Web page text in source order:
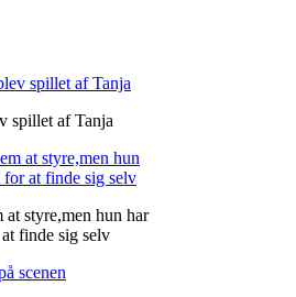
spillet af Tanja
at styre,men hun har
finde sig selv